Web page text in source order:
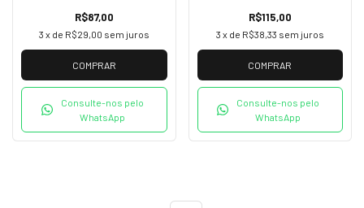
R$87,00
3 x de R$29,00 sem juros
COMPRAR
Consulte-nos pelo
WhatsApp
R$115,00
3 x de R$38,33 sem juros
COMPRAR
Consulte-nos pelo
WhatsApp